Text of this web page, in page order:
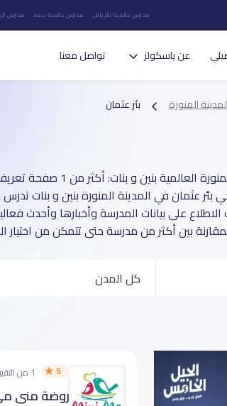
مدارس عالمية بالرياض مدارس عالمية بجده مدارس
عن ياسكولز تواصل معنا
المنورة بئر عثمان
بئر عثمان في المدينة المنورة بنين و بنات
الاطلاع على بيانات المدرسة وأخبارها وأحدث
بين أكثر من مدرسة حتى تتمكن من اختيار
كل المدن
5 1 من التقييمات
روضة منى